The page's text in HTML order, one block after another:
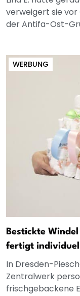
verweigert sie vor
der Antifa-Ost-
WERBUNG
Bestickte
fertigt
In Dresden-
Zentralwerk
frischgebackene